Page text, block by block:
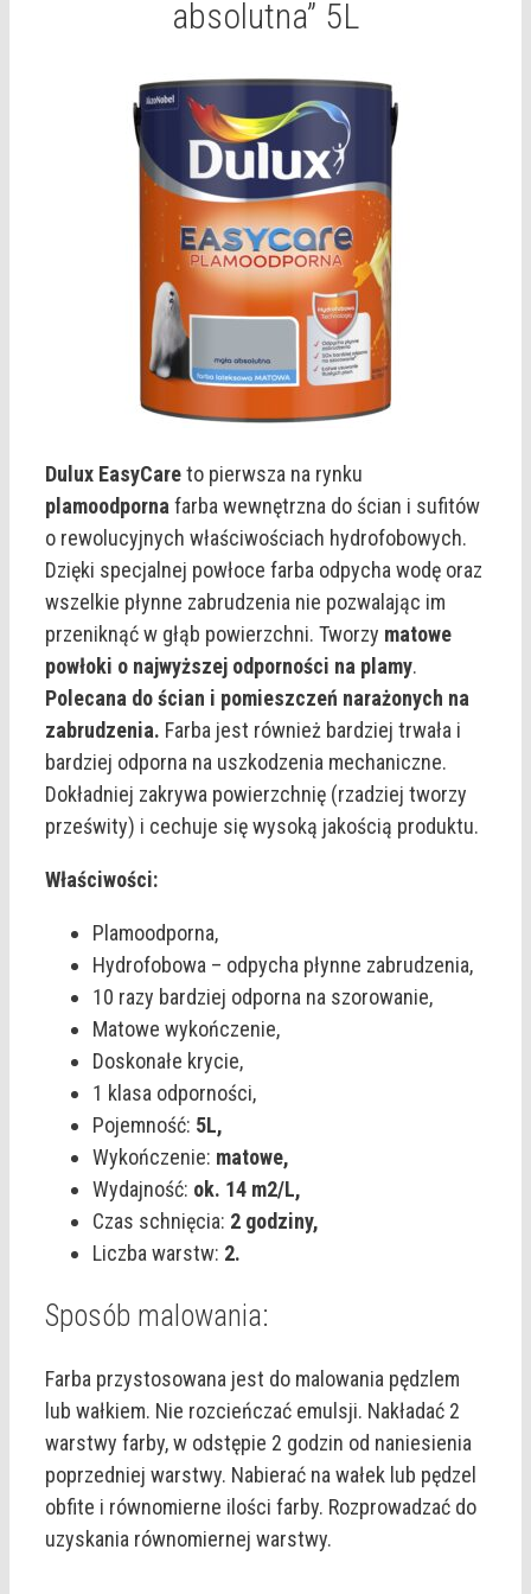
absolutna” 5L
Dulux EasyCareto pierwsza na rynku
plamoodpornafarba wewnętrzna do ścian i sufitów
o rewolucyjnych właściwościach hydrofobowych.
Dzięki specjalnej powłoce farba odpycha wodę oraz
wszelkie płynne zabrudzenia nie pozwalając im
przeniknąć w głąb powierzchni. Tworzy matowe
powłoki o najwyższej odporności na plamy.
Polecana do ścian i pomieszczeń narażonych na
zabrudzenia. Farba jest również bardziej trwała i
bardziej odporna na uszkodzenia mechaniczne.
Dokładniej zakrywa powierzchnię (rzadziej tworzy
prześwity) i cechuje się wysoką jakością produktu.
Właściwości:
Plamoodporna,
Hydrofobowa – odpycha płynne zabrudzenia,
10 razy bardziej odporna na szorowanie,
Matowe wykończenie,
Doskonałe krycie,
1 klasa odporności,
Pojemność: 5L,
Wykończenie: matowe,
Wydajność: ok. 14 m2/L,
Czas schnięcia: 2 godziny,
Liczba warstw: 2.
Sposób malowania:
Farba przystosowana jest do malowania pędzlem
lub wałkiem. Nie rozcieńczać emulsji. Nakładać 2
warstwy farby, w odstępie 2 godzin od naniesienia
poprzedniej warstwy. Nabierać na wałek lub pędzel
obfite i równomierne ilości farby. Rozprowadzać do
uzyskania równomiernej warstwy.